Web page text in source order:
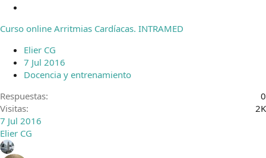
r
a
d
o
Curso online Arritmias Cardíacas. INTRAMED
Elier CG
7 Jul 2016
Docencia y entrenamiento
Respuestas
0
Visitas
2K
7 Jul 2016
Elier CG